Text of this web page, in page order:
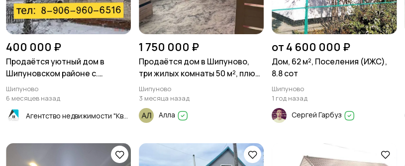
400 000 ₽
Продаётся уютный дом в
Шипуновском районе с.
Баталово 47,3 м²
Шипуново
6 месяцев назад
1 750 000 ₽
Продаётся дом в Шипуново,
три жилых комнаты 50 м², плюс
кухня и большой санузел с
топочной
Шипуново
3 месяца назад
Алла
от 4 600 000 ₽
Дом, 62 м², Поселения (ИЖС),
8.8 сот
Шипуново
1 год назад
Сергей Гарбуз